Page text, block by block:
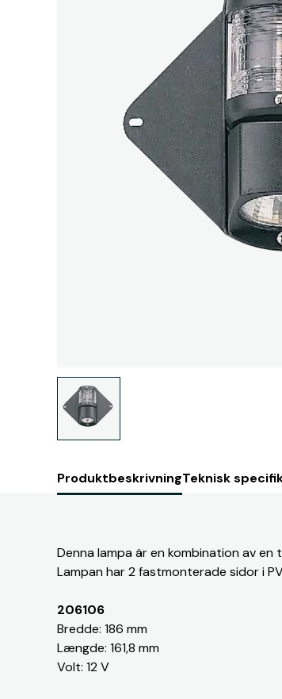
ProduktbeskrivningTeknisk
Denna lampa är en kombination av
Lampan har 2 fastmonterade sidor i
206106
Bredde: 186 mm
Længde: 161,8 mm
Volt: 12 V